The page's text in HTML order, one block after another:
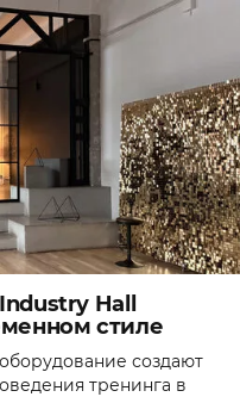
Hall
стиле
создают
тренинга в